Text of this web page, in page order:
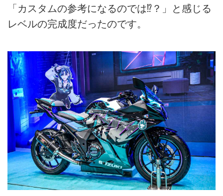
「カスタムの参考になるのでは⁉︎？」と感じる
レベルの完成度だったのです。